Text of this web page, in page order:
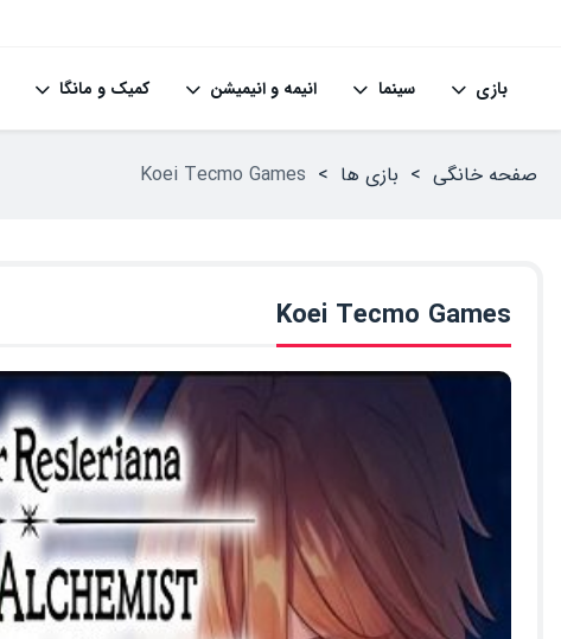
بازی سینما انیمه و انیمیشن کمیک و مانگا
صفحه خانگی > بازی ها >
Koei Tecmo Games
Koei Tecmo Games